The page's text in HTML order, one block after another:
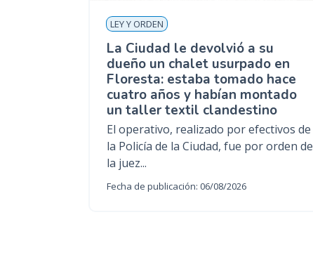
LEY Y ORDEN
La Ciudad le devolvió a su
dueño un chalet usurpado en
Floresta: estaba tomado hace
cuatro años y habían montado
un taller textil clandestino
El operativo, realizado por efectivos de
la Policía de la Ciudad, fue por orden de
la juez...
Fecha de publicación: 06/08/2026